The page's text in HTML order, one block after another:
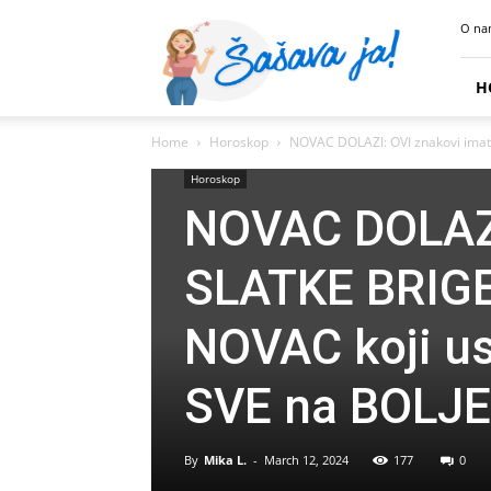
Ja
O
Home Horoskop NOVAC DOLAZI: OVI znakovi
Horoskop
NOVAC
SLATKE
NOVAC koji
SVE na
By Mika L. - March 12, 2024 177 0